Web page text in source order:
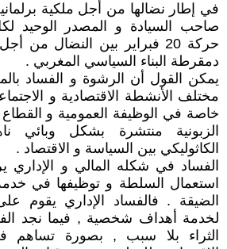
في إطار نضالها من أجل ملكية
صاحب السيادة و المصدر الوحيد
حركة 20 فبراير بين النضال
دمقرطة البناء السياسي المغربي .
يمكن القول أن الرشوة و الفساد
مختلف الأنشطة الاقتصادية و
خاصة في الوظيفة العمومية و
الزبونية منتشرة بشكل وبائي
الكاثوليكي بين السياسة و الاقتصاد .
الفساد في شكله المالي و الإداري
استعمال السلطة و توظيفها في
الضيقة . فالفساد الإداري يقوم
لخدمة أهداف شخصية , فيما نجد
الثراء بلا سبب , بصورة تساهم